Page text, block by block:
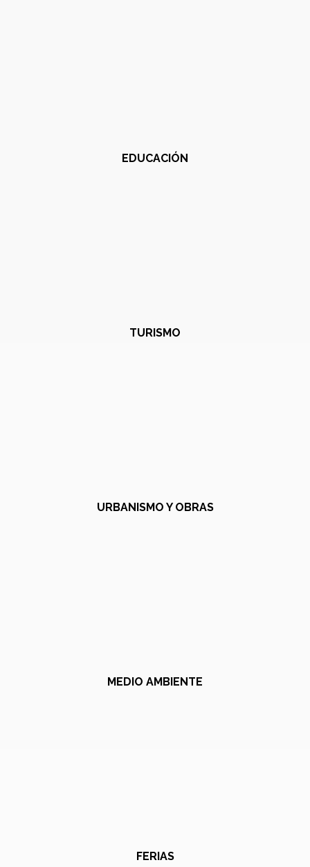
EDUCACIÓN
TURISMO
URBANISMO Y OBRAS
MEDIO AMBIENTE
FERIAS